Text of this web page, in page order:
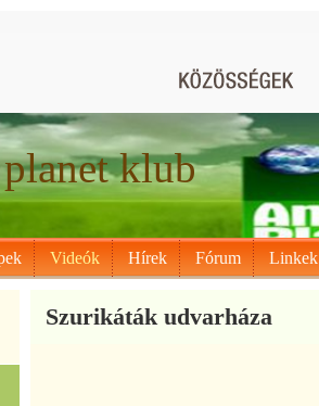
klub
Videók Hírek Fórum Linkek
Szurikáták udvarháza